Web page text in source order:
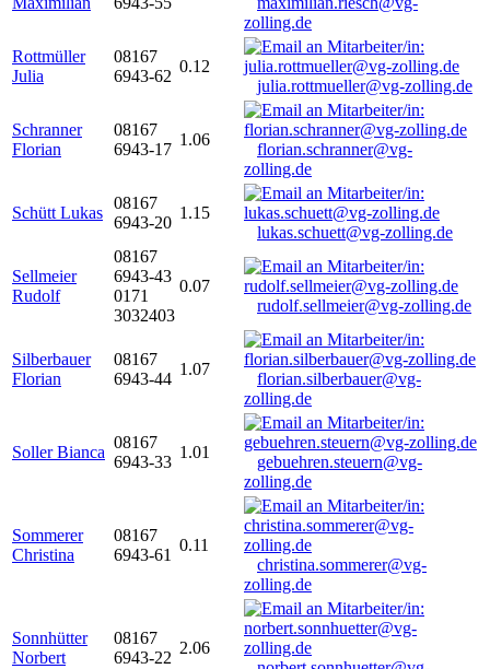
zolling.de
Rottmüller
Julia
08167
6943-62
0.12
julia.rottmueller@vg-zolling.de
Schranner
Florian
08167
6943-17
1.06
florian.schranner@vg-
zolling.de
Schütt Lukas
08167
6943-20
1.15
lukas.schuett@vg-zolling.de
Sellmeier
Rudolf
08167
6943-43
0171
3032403
0.07
rudolf.sellmeier@vg-zolling.de
Silberbauer
Florian
08167
6943-44
1.07
florian.silberbauer@vg-
zolling.de
Soller Bianca
08167
6943-33
1.01
gebuehren.steuern@vg-
zolling.de
Sommerer
Christina
08167
6943-61
0.11
christina.sommerer@vg-
zolling.de
Sonnhütter
Norbert
08167
6943-22
2.06